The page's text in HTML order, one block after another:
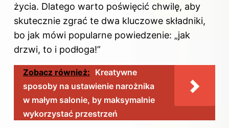
życia. Dlatego warto poświęcić chwilę, aby
skutecznie zgrać te dwa kluczowe składniki,
bo jak mówi popularne powiedzenie: „jak
drzwi, to i podłoga!”
Zobacz również: Kreatywne
sposoby na ustawienie narożnika
w małym salonie, by maksymalnie
wykorzystać przestrzeń